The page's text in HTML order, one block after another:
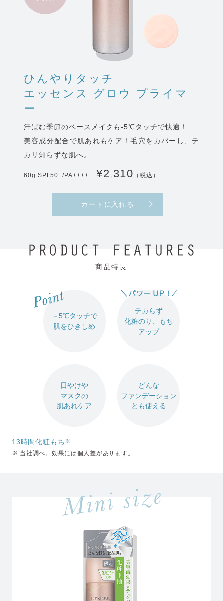
ひんやりタッチ
エッセンス グロウ プライマ
ー
汗ばむ季節のベースメイクも-5℃タッチで快適！
美容成分配合で肌あれもケア！毛穴をカバーし、テ
カリ知らずな肌へ。
60g SPF50+/PA++++ ¥2,310 （税込）
カートに入れる
商品特長
－5℃タッチで
肌をひきしめ
テカらず
化粧のり、もち
アップ
日やけや
マスクの
肌あれケア
どんな
ファンデーション
とも使える
13時間化粧もち ※
※ 当社調べ。効果には個人差があります。